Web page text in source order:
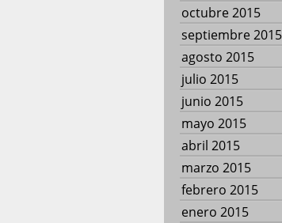
octubre 2015
septiembre 2015
agosto 2015
julio 2015
junio 2015
mayo 2015
abril 2015
marzo 2015
febrero 2015
enero 2015